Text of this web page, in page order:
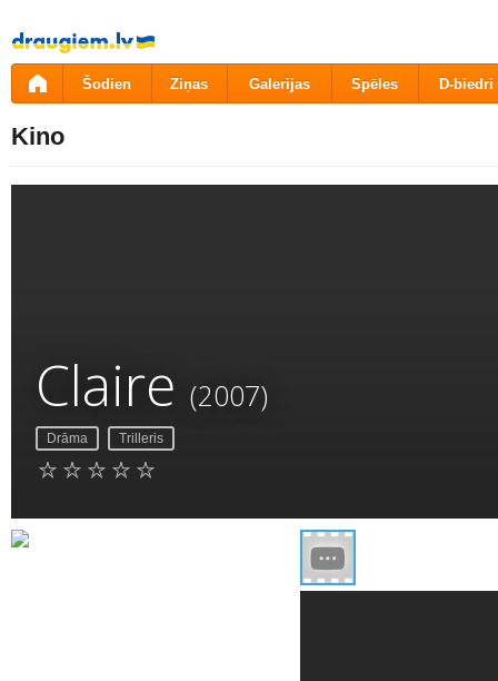
Pāriet
uz
saturu
Šodien Ziņas Galerijas Spēles D-biedri
Kino
Claire (2007)
Drāma Trilleris